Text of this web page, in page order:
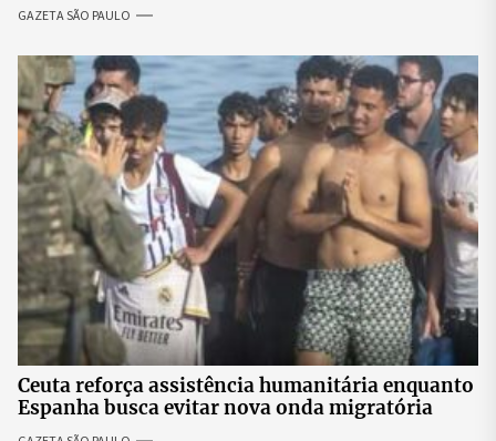
GAZETA SÃO PAULO
Ceuta reforça assistência humanitária enquanto
Espanha busca evitar nova onda migratória